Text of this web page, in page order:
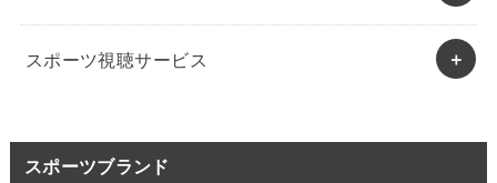
スポーツ視聴サービス
スポーツブランド